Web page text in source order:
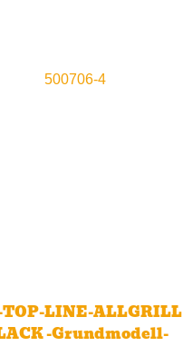
LINE-ALLGRILL
-Grundmodell-